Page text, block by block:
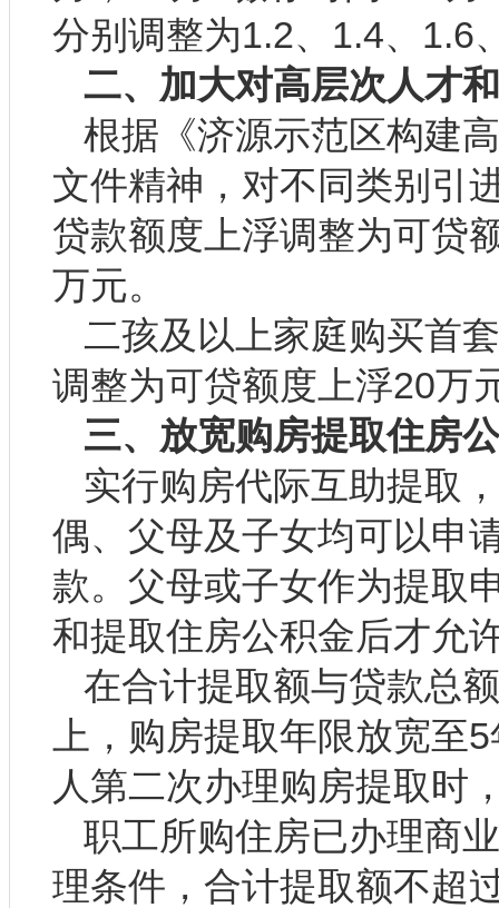
分别调整为1.2、1.4、1.6
二、加大对高层次人才
根据《济源示范区构建
文件精神，对不同类别引
贷款额度上浮调整为可贷
万元。
二孩及以上家庭购买首
调整为可贷额度上浮20万
三、放宽购房提取住房
实行购房代际互助提取
偶、父母及子女均可以申
款。父母或子女作为提取
和提取住房公积金后才允
在合计提取额与贷款总
上，购房提取年限放宽至
人第二次办理购房提取时
职工所购住房已办理商
理条件，合计提取额不超